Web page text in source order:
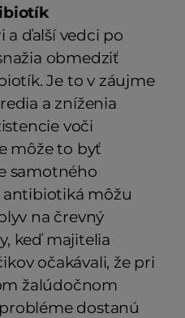
a ďalší vedci po
obmedziť
Je to v záujme
a zníženia
voči
môže to byť
samotného
antibiotiká môžu
na črevný
keď majitelia
očakávali, že pri
žalúdočnom
dostanú